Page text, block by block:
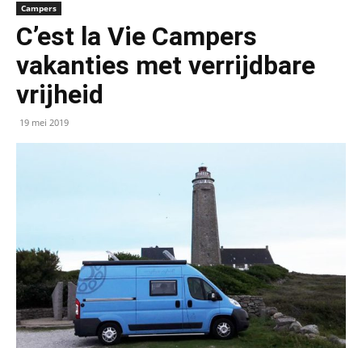
Campers
C’est la Vie Campers
vakanties met verrijdbare
vrijheid
19 mei 2019